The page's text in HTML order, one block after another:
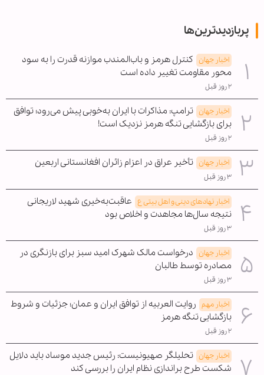
پربازدیدترین‌ها
اخبار جهان کنترل هرمز و باب‌المندب موازنه قدرت را به سود
محور مقاومت تغییر داده است
۲ روز قبل
اخبار جهان ترامپ: مذاکرات با ایران به‌خوبی پیش می‌رود؛ توافق
برای بازگشایی تنگه هرمز نزدیک است!
۲ روز قبل
اخبار جهان تأخیر عراق در اعزام زائران افغانستانی اربعین
۳ روز قبل
اخبار نهادهای دینی و اهل بیتی ع عاقبت‌به‌خیری شهید لاریجانی
نتیجه سال‌ها مجاهدت و اخلاص بود
۳ روز قبل
اخبار جهان درخواست مالک شهرک امید سبز برای بازنگری در
مصادره توسط طالبان
۳ روز قبل
اخبار مهم روایت العربیه از توافق ایران و عمان؛ جزئیات و شروط
بازگشایی تنگه هرمز
۲ روز قبل
اخبار جهان تحلیلگر صهیونیست: رئیس جدید موساد باید دلایل
شکست طرح براندازی نظام ایران را بررسی کند